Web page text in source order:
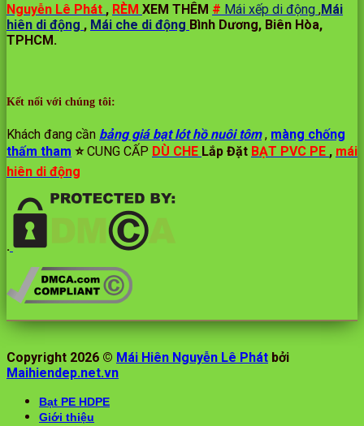
Nguyễn Lê Phát , RÈM XEM THÊM # Mái xếp di động ,Mái
hiên di động , Mái che di động Bình Dương, Biên Hòa,
TPHCM.
Kết nối với chúng tôi:
Khách đang cần bảng giá bạt lót hồ nuôi tôm, màng chống
thấm tham ⭐️CUNG CẤP DÙ CHE Lắp Đặt BẠT PVC PE , mái
hiên di động
.
Copyright 2026 © Mái Hiên Nguyễn Lê Phát bởi
Maihiendep.net.vn
Bạt PE HDPE
Giới thiệu